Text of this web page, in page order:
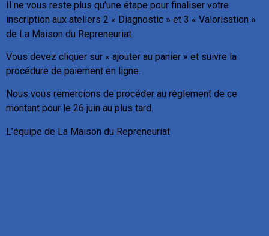
Il ne vous reste plus qu’une étape pour finaliser votre
inscription aux ateliers 2 « Diagnostic » et 3 « Valorisation »
de La Maison du Repreneuriat.
Vous devez cliquer sur « ajouter au panier » et suivre la
procédure de paiement en ligne.
Nous vous remercions de procéder au règlement de ce
montant pour le 26 juin au plus tard.
L’équipe de La Maison du Repreneuriat